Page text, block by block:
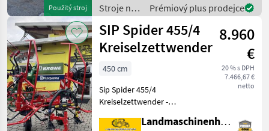
Použitý stroj
hraničné rozmetávanie Stro
Stroje na
zber
objemových
krmív /
SIP
Prémiový plus prodejce
SIP Spider 455/4
Kreiselzettwender
8.960
€
20 % s DPH
7.466,67 €
netto
450 cm
Sip Spider 455/4
Kreiselzettwender -
Dreipunktanbau Kat I & Kat
Landmaschinenhandel Ouschan Anton